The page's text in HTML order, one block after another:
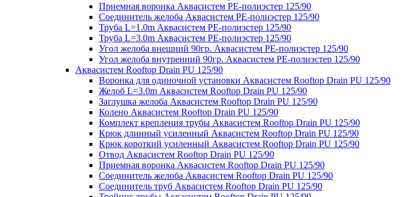
Приемная воронка Аквасистем PE-полиэстер 125/90
Соединитель желоба Аквасистем PE-полиэстер 125/90
Труба L=1.0m Аквасистем PE-полиэстер 125/90
Труба L=3.0m Аквасистем PE-полиэстер 125/90
Угол желоба внешний 90гр. Аквасистем PE-полиэстер 125/90
Угол желоба внутренний 90гр. Аквасистем PE-полиэстер 125/90
Аквасистем Rooftop Drain PU 125/90
Воронка для одиночной установки Аквасистем Rooftop Drain PU 125/90
Желоб L=3.0m Аквасистем Rooftop Drain PU 125/90
Заглушка желоба Аквасистем Rooftop Drain PU 125/90
Колено Аквасистем Rooftop Drain PU 125/90
Комплект крепления трубы Аквасистем Rooftop Drain PU 125/90
Крюк длинный усиленный Аквасистем Rooftop Drain PU 125/90
Крюк короткий усиленный Аквасистем Rooftop Drain PU 125/90
Отвод Аквасистем Rooftop Drain PU 125/90
Приемная воронка Аквасистем Rooftop Drain PU 125/90
Соединитель желоба Аквасистем Rooftop Drain PU 125/90
Соединитель труб Аквасистем Rooftop Drain PU 125/90